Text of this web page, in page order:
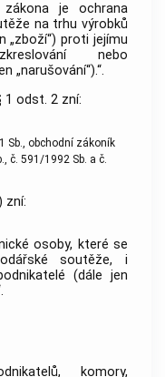
je ochrana
na trhu výrobků
„zboží“) proti jejímu
nebo
„narušování“).“.
1 odst. 2 zní:
Sb., obchodní zákoník
č. 591/1992 Sb. a č.
zní:
osoby, které se
soutěže, i
(dále jen
komory,